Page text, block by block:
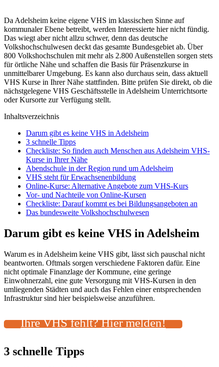
Da Adelsheim keine eigene VHS im klassischen Sinne auf
kommunaler Ebene betreibt, werden Interessierte hier nicht fündig.
Das wiegt aber nicht allzu schwer, denn das deutsche
Volkshochschulwesen deckt das gesamte Bundesgebiet ab. Über
800 Volkshochschulen mit mehr als 2.800 Außenstellen sorgen stets
für örtliche Nähe und schaffen die Basis für Präsenzkurse in
unmittelbarer Umgebung. Es kann also durchaus sein, dass aktuell
VHS Kurse in Ihrer Nähe stattfinden. Bitte prüfen Sie direkt, ob die
nächstgelegene VHS Geschäftsstelle in Adelsheim Unterrichtsorte
oder Kursorte zur Verfügung stellt.
Inhaltsverzeichnis
Darum gibt es keine VHS in Adelsheim
3 schnelle Tipps
Checkliste: So finden auch Menschen aus Adelsheim VHS-
Kurse in Ihrer Nähe
Abendschule in der Region rund um Adelsheim
VHS steht für Erwachsenenbildung
Online-Kurse: Alternative Angebote zum VHS-Kurs
Vor- und Nachteile von Online-Kursen
Checkliste: Darauf kommt es bei Bildungsangeboten an
Das bundesweite Volkshochschulwesen
Darum gibt es keine VHS in Adelsheim
Warum es in Adelsheim keine VHS gibt, lässt sich pauschal nicht
beantworten. Oftmals sorgen verschiedene Faktoren dafür. Eine
nicht optimale Finanzlage der Kommune, eine geringe
Einwohnerzahl, eine gute Versorgung mit VHS-Kursen in den
umliegenden Städten und auch das Fehlen einer entsprechenden
Infrastruktur sind hier beispielsweise anzuführen.
Ihre VHS fehlt? Hier melden!
3 schnelle Tipps